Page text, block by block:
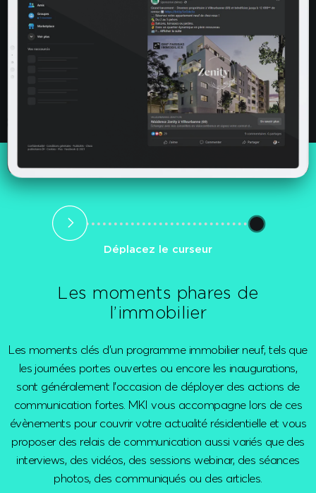
Déplacez le curseur
Les moments phares de
l’immobilier
Les moments clés d’un programme immobilier neuf, tels que
les journées portes ouvertes ou encore les inaugurations,
sont généralement l’occasion de déployer des actions de
communication fortes. MKI vous accompagne lors de ces
évènements pour couvrir votre actualité résidentielle et vous
proposer des relais de communication aussi variés que des
interviews, des vidéos, des sessions webinar, des séances
photos, des communiqués ou des articles.